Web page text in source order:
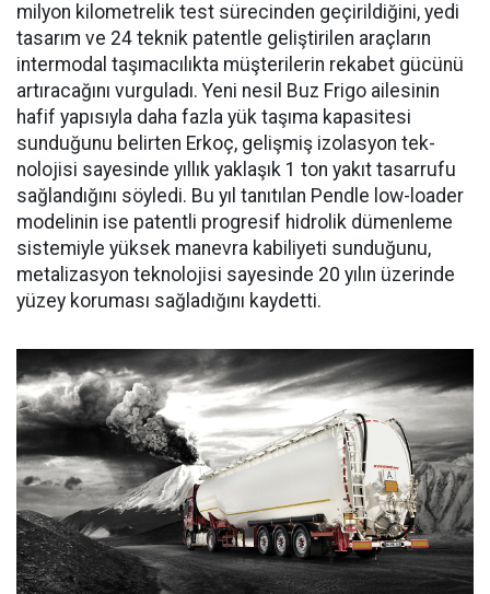
milyon kilomet­relik test sürecinden geçirildiğini, yedi
tasarım ve 24 teknik patentle geliştirilen araçların
intermodal taşımacılıkta müşterilerin reka­bet gücünü
artıracağını vurgula­dı. Yeni nesil Buz Frigo ailesinin
hafif yapısıyla daha fazla yük ta­şıma kapasitesi
sunduğunu belir­ten Erkoç, gelişmiş izolasyon tek­
nolojisi sayesinde yıllık yaklaşık 1 ton yakıt tasarrufu
sağlandığı­nı söyledi. Bu yıl tanıtılan Pendle low-loader
modelinin ise patent­li progresif hidrolik dümenleme
sistemiyle yüksek manevra kabi­liyeti sunduğunu,
metalizasyon teknolojisi sayesinde 20 yılın üze­rinde
yüzey koruması sağladığını kaydetti.